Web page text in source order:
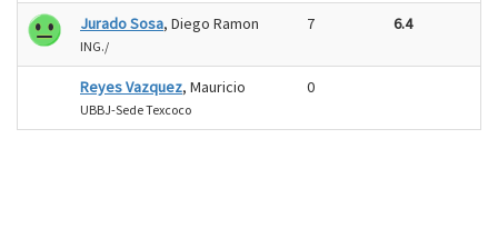
Jurado Sosa, Diego Ramon
ING./
7 6.4
Reyes Vazquez, Mauricio
UBBJ-Sede Texcoco
0